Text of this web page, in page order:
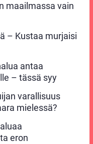
maailmassa vain
– Kustaa murjaisi
antaa
– tässä syy
varallisuus
mielessä?
eron